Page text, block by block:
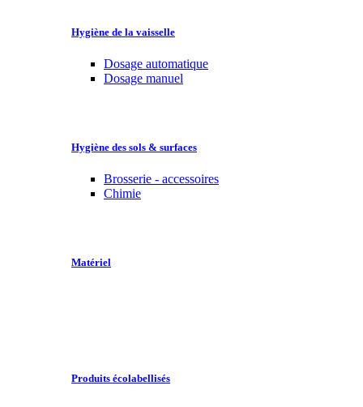
Hygiène de la vaisselle
Dosage automatique
Dosage manuel
Hygiène des sols & surfaces
Brosserie - accessoires
Chimie
Matériel
Produits écolabellisés